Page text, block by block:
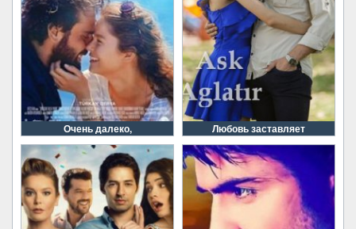
Очень далеко, Любовь заставляет